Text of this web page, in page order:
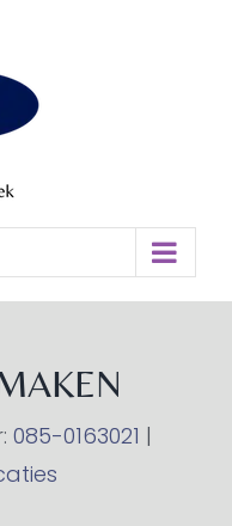
085-0163021 |